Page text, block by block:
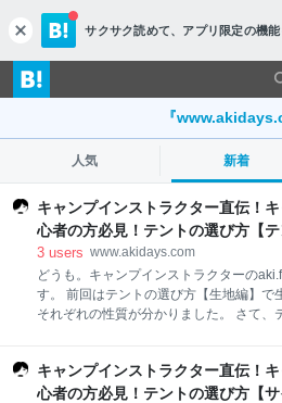
c
l
o
s
サクサク読めて、 アプリ限定の機能
『
人気 新着
キャンプインストラクター直伝！
心者の方必見！テントの選び方【
Days
3 users www.akidays.com
どうも。キャンプインストラクターの
す。 前回はテントの選び方【生地編】で
それぞれの性質が分かりました。 さて、
こで今回はテントの耐水圧についてです
ニアック！笑 【生地編】 akihi-
キャンプインストラクター直伝！
心者の方必見！テントの選び方【